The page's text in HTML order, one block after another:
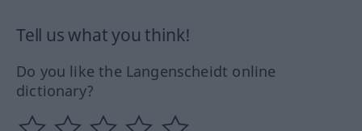
Tell us what you think!
Do you like the Langenscheidt online
dictionary?